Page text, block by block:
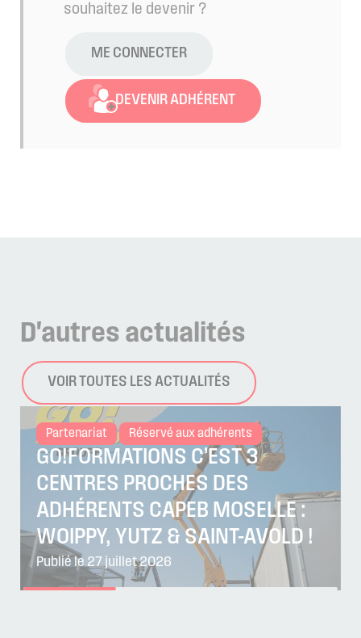
souhaitez le devenir ?
ME CONNECTER
DEVENIR ADHÉRENT
D'autres actualités
VOIR TOUTES LES ACTUALITÉS
Partenariat Réservé aux adhérents
GO!FORMATIONS C’EST 3
CENTRES PROCHES DES
ADHÉRENTS CAPEB MOSELLE :
WOIPPY, YUTZ & SAINT-AVOLD !
Publié le 27 juillet 2026